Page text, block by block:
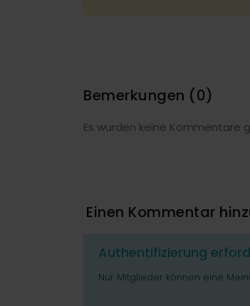
Bemerkungen (0)
Es wurden keine Kommentare
Einen Kommentar
Authentifizierung
Nur Mitglieder können eine